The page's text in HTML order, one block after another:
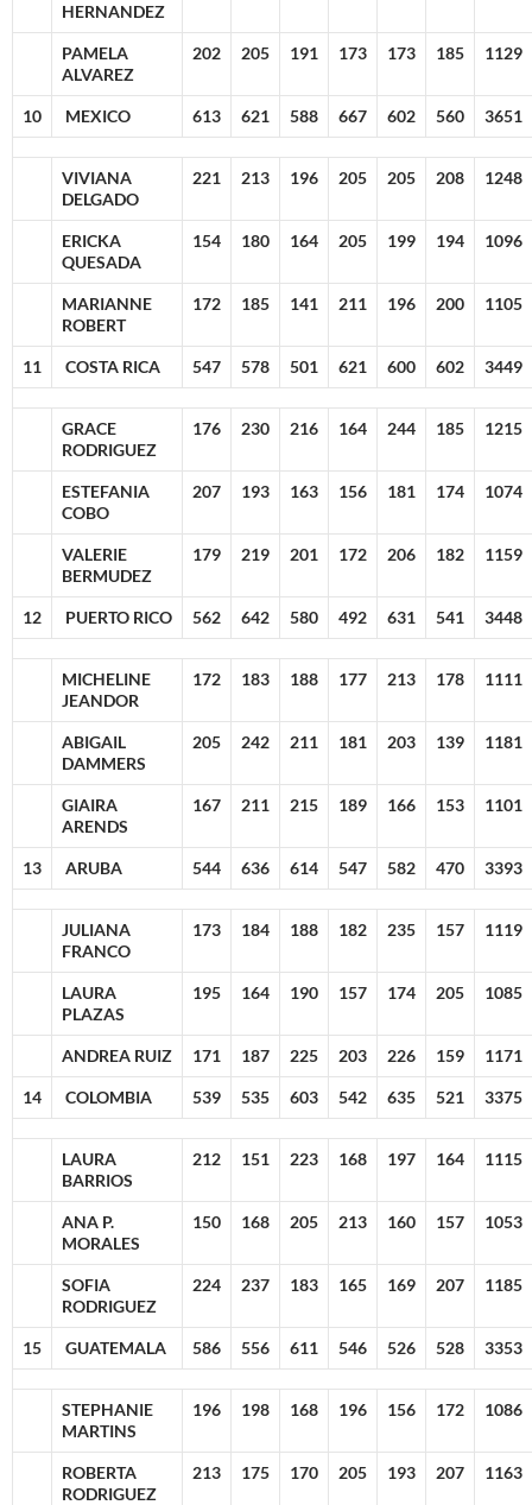
HERNANDEZ
PAMELA
ALVAREZ
202 205 191 173 173 185 1129
10 MEXICO 613 621 588 667 602 560 3651
VIVIANA
DELGADO
221 213 196 205 205 208 1248
ERICKA
QUESADA
154 180 164 205 199 194 1096
MARIANNE
ROBERT
172 185 141 211 196 200 1105
11 COSTA RICA 547 578 501 621 600 602 3449
GRACE
RODRIGUEZ
176 230 216 164 244 185 1215
ESTEFANIA
COBO
207 193 163 156 181 174 1074
VALERIE
BERMUDEZ
179 219 201 172 206 182 1159
12 PUERTO RICO 562 642 580 492 631 541 3448
MICHELINE
JEANDOR
172 183 188 177 213 178 1111
ABIGAIL
DAMMERS
205 242 211 181 203 139 1181
GIAIRA
ARENDS
167 211 215 189 166 153 1101
13 ARUBA 544 636 614 547 582 470 3393
JULIANA
FRANCO
173 184 188 182 235 157 1119
LAURA
PLAZAS
195 164 190 157 174 205 1085
ANDREA RUIZ 171 187 225 203 226 159 1171
14 COLOMBIA 539 535 603 542 635 521 3375
LAURA
BARRIOS
212 151 223 168 197 164 1115
ANA P.
MORALES
150 168 205 213 160 157 1053
SOFIA
RODRIGUEZ
224 237 183 165 169 207 1185
15 GUATEMALA 586 556 611 546 526 528 3353
STEPHANIE
MARTINS
196 198 168 196 156 172 1086
ROBERTA
RODRIGUEZ
213 175 170 205 193 207 1163